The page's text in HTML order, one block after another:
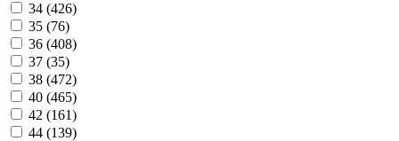
34 (426)
35 (76)
36 (408)
37 (35)
38 (472)
40 (465)
42 (161)
44 (139)